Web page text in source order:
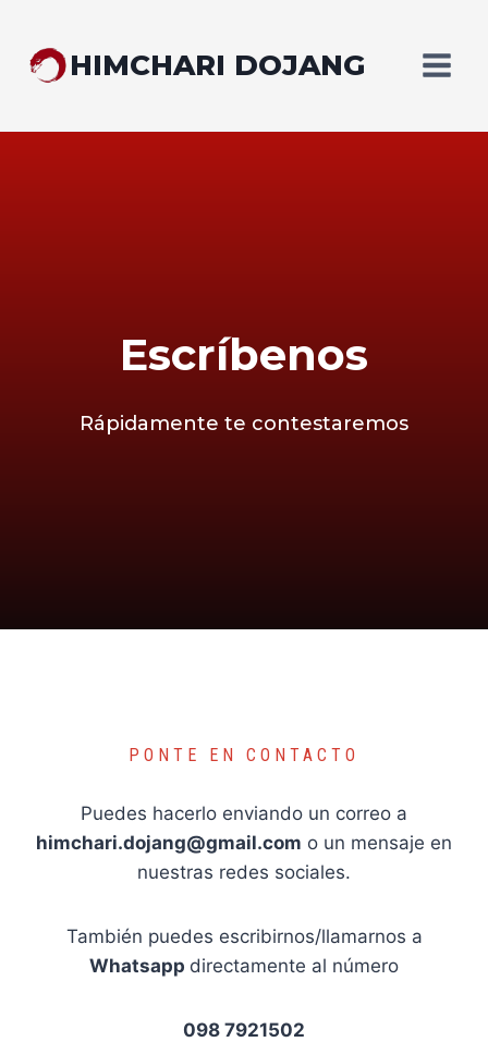
contenidoHIMCHARI DOJANG
Escríbenos
Rápidamente te contestaremos
PONTE EN CONTACTO
Puedes hacerlo enviando un correo a
himchari.dojang@gmail.com o un mensaje en
nuestras redes sociales.
También puedes escribirnos/llamarnos a
Whatsapp directamente al número
098 7921502